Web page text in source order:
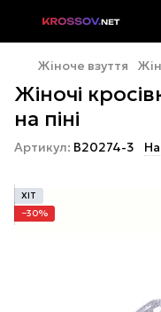
Жіноче взуття
Жіночі
на піні
Артикул: B20274-3
ХІТ
−30%